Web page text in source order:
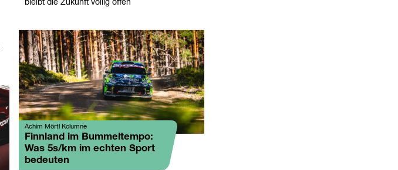
bleibt die Zukunft völlig offen
Achim Mörtl Kolumne
Finnland im Bummeltempo:
Was 5s/km im echten Sport
bedeuten